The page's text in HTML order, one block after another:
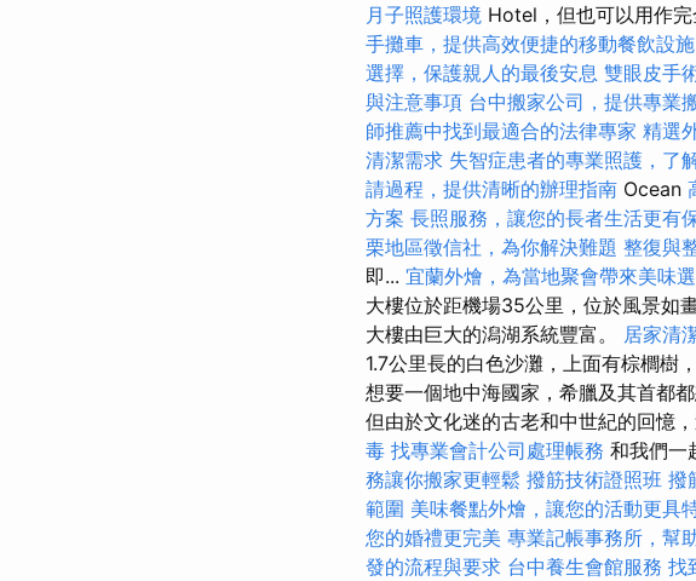
月子照護環境 Hotel，但也可以用作
手攤車，提供高效便捷的移動餐飲設施
選擇，保護親人的最後安息 雙眼皮手
與注意事項 台中搬家公司，提供專業
師推薦中找到最適合的法律專家 精選
清潔需求 失智症患者的專業照護，了
請過程，提供清晰的辦理指南 Ocean
方案 長照服務，讓您的長者生活更有
栗地區徵信社，為你解決難題 整復與
即... 宜蘭外燴，為當地聚會帶來美味
大樓位於距機場35公里，位於風景如
大樓由巨大的潟湖系統豐富。 居家清
1.7公里長的白色沙灘，上面有棕櫚樹
想要一個地中海國家，希臘及其首都
但由於文化迷的古老和中世紀的回憶
毒 找專業會計公司處理帳務 和我們一
務讓你搬家更輕鬆 撥筋技術證照班 撥
範圍 美味餐點外燴，讓您的活動更具
您的婚禮更完美 專業記帳事務所，幫
發的流程與要求 台中養生會館服務 找